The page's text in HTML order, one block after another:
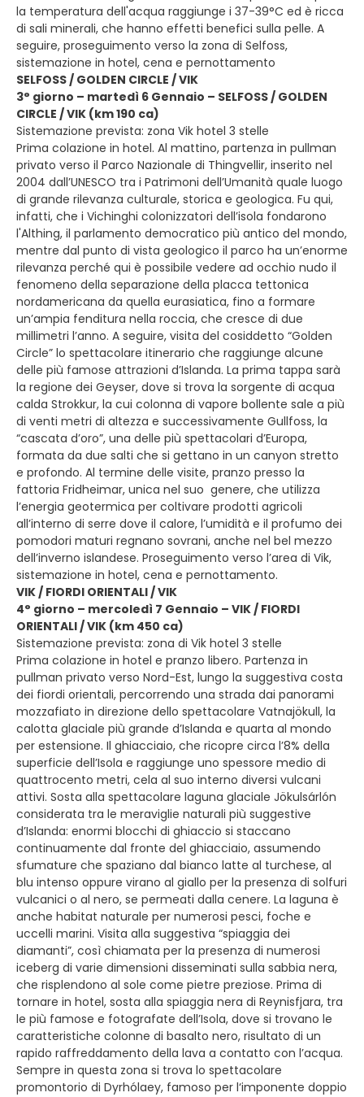
la temperatura dell'acqua raggiunge i 37-39°C ed è ricca
di sali minerali, che hanno effetti benefici sulla pelle. A
seguire, proseguimento verso la zona di Selfoss,
sistemazione in hotel, cena e pernottamento
SELFOSS / GOLDEN CIRCLE / VIK
3° giorno – martedì 6 Gennaio – SELFOSS / GOLDEN
CIRCLE / VIK (km 190 ca)
Sistemazione prevista: zona Vik hotel 3 stelle
Prima colazione in hotel. Al mattino, partenza in pullman
privato verso il Parco Nazionale di Thingvellir, inserito nel
2004 dall’UNESCO tra i Patrimoni dell’Umanità quale luogo
di grande rilevanza culturale, storica e geologica. Fu qui,
infatti, che i Vichinghi colonizzatori dell’isola fondarono
l'Althing, il parlamento democratico più antico del mondo,
mentre dal punto di vista geologico il parco ha un’enorme
rilevanza perché qui è possibile vedere ad occhio nudo il
fenomeno della separazione della placca tettonica
nordamericana da quella eurasiatica, fino a formare
un’ampia fenditura nella roccia, che cresce di due
millimetri l’anno. A seguire, visita del cosiddetto “Golden
Circle” lo spettacolare itinerario che raggiunge alcune
delle più famose attrazioni d’Islanda. La prima tappa sarà
la regione dei Geyser, dove si trova la sorgente di acqua
calda Strokkur, la cui colonna di vapore bollente sale a più
di venti metri di altezza e successivamente Gullfoss, la
“cascata d’oro”, una delle più spettacolari d’Europa,
formata da due salti che si gettano in un canyon stretto
e profondo. Al termine delle visite, pranzo presso la
fattoria Fridheimar, unica nel suo genere, che utilizza
l’energia geotermica per coltivare prodotti agricoli
all’interno di serre dove il calore, l’umidità e il profumo dei
pomodori maturi regnano sovrani, anche nel bel mezzo
dell’inverno islandese. Proseguimento verso l’area di Vik,
sistemazione in hotel, cena e pernottamento.
VIK / FIORDI ORIENTALI / VIK
4° giorno – mercoledì 7 Gennaio – VIK / FIORDI
ORIENTALI / VIK (km 450 ca)
Sistemazione prevista: zona di Vik hotel 3 stelle
Prima colazione in hotel e pranzo libero. Partenza in
pullman privato verso Nord-Est, lungo la suggestiva costa
dei fiordi orientali, percorrendo una strada dai panorami
mozzafiato in direzione dello spettacolare Vatnajökull, la
calotta glaciale più grande d’Islanda e quarta al mondo
per estensione. Il ghiacciaio, che ricopre circa l’8% della
superficie dell’Isola e raggiunge uno spessore medio di
quattrocento metri, cela al suo interno diversi vulcani
attivi. Sosta alla spettacolare laguna glaciale Jökulsárlón
considerata tra le meraviglie naturali più suggestive
d’Islanda: enormi blocchi di ghiaccio si staccano
continuamente dal fronte del ghiacciaio, assumendo
sfumature che spaziano dal bianco latte al turchese, al
blu intenso oppure virano al giallo per la presenza di solfuri
vulcanici o al nero, se permeati dalla cenere. La laguna è
anche habitat naturale per numerosi pesci, foche e
uccelli marini. Visita alla suggestiva “spiaggia dei
diamanti”, così chiamata per la presenza di numerosi
iceberg di varie dimensioni disseminati sulla sabbia nera,
che risplendono al sole come pietre preziose. Prima di
tornare in hotel, sosta alla spiaggia nera di Reynisfjara, tra
le più famose e fotografate dell’Isola, dove si trovano le
caratteristiche colonne di basalto nero, risultato di un
rapido raffreddamento della lava a contatto con l’acqua.
Sempre in questa zona si trova lo spettacolare
promontorio di Dyrhólaey, famoso per l‘imponente doppio